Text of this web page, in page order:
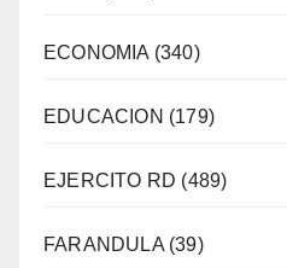
ECONOMIA (340)
EDUCACION (179)
EJERCITO RD (489)
FARANDULA(39)